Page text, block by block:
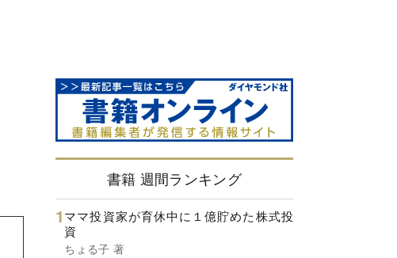
書籍 週間ランキング
ママ投資家が育休中に１億貯めた株式投
資
ちょる子 著